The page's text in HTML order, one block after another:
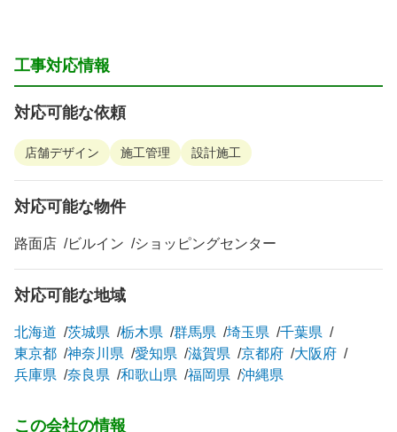
工事対応情報
対応可能な依頼
店舗デザイン 施工管理 設計施工
対応可能な物件
路面店 ビルイン ショッピングセンター
対応可能な地域
北海道 茨城県 栃木県 群馬県 埼玉県
千葉県
東京都
神奈川県 愛知県 滋賀県 京都府
大阪府
兵庫県
奈良県 和歌山県 福岡県 沖縄県
この会社の情報